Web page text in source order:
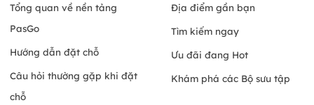
Tổng quan về nền tảng
PasGo
Hướng dẫn đặt chỗ
Câu hỏi thường gặp khi đặt
chỗ
Địa điểm gần bạn
Tìm kiếm ngay
Ưu đãi đang Hot
Khám phá các Bộ sưu tập